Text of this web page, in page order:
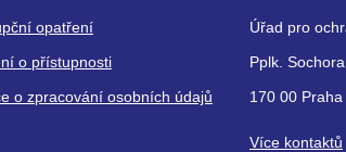
opatření
o přístupnosti
o zpracování osobních údajů
Úřad pro
Pplk.
170 00 Praha
Více kontaktů